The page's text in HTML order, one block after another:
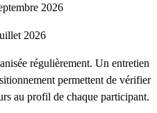
2026
2026
régulièrement. Un entretien
permettent de vérifier
au profil de chaque participant.